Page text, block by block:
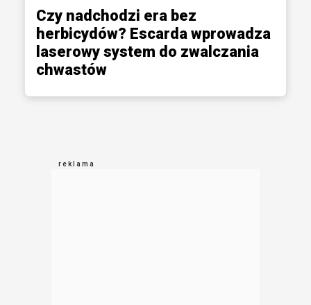
Czy nadchodzi era bez
herbicydów? Escarda wprowadza
laserowy system do zwalczania
chwastów